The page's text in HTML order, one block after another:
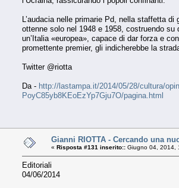
L’audacia nelle primarie Pd, nella staffetta
ottenne solo nel 1948 e 1958, costruendo
un’Italia «europea», capace di dar forza e
promettente premier, gli indicherebbe la
Twitter @riotta
Da - http://lastampa.it/2014/05/28/cultura/
PoyC85yb8KEoEzYp7Gju7O/pagina.html
Gianni RIOTTA - Cercando una
« Risposta #131 inserito:: Giugno 04, 2014,
Editoriali
04/06/2014